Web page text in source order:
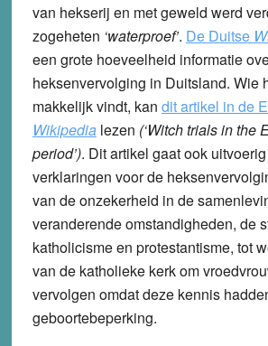
van hekserij en met geweld werd
zogeheten ‘waterproef’. De Duitse
een grote hoeveelheid informatie
heksenvervolging in Duitsland. Wie
makkelijk vindt, kan dit artikel in de
Wikipedialezen (‘Witch trials in the
period’). Dit artikel gaat ook
verklaringen voor de
van de onzekerheid in de
veranderende omstandigheden, de
katholicisme en protestantisme, tot
van de katholieke kerk om
vervolgen omdat deze kennis
geboortebeperking.